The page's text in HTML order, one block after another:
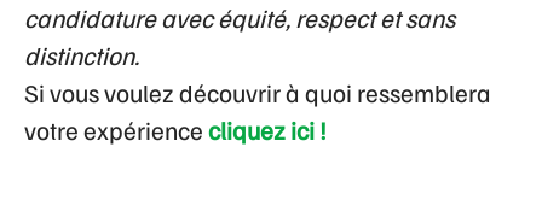
candidature avec équité, respect et sans
distinction.
Si vous voulez découvrir à quoi ressemblera
votre expériencecliquez ici !